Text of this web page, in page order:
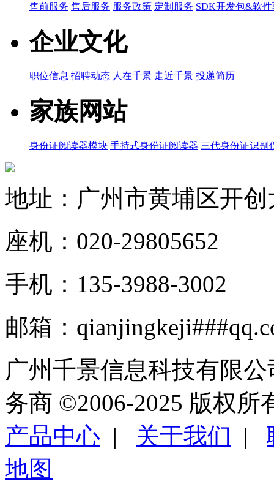
售前服务 售后服务 服务政策 定制服务 SDK开发包&软
企业文化
职位信息 招聘动态 人在千景 走近千景 投递简历
家族网站
身份证阅读器模块 手持式身份证阅读器 三代身份证识别
地址：广州市黄埔区开创
座机：020-29805652
手机：135-3988-3002
邮箱：
广州千景信息科技有限
务商 ©2006-2025 版权所
产品中心 | 关于我们 |
地图